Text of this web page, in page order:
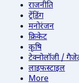
राजनीति
ट्रेंडिंग
मनोरंजन
क्रिकेट
कृषि
टेक्नोलॉजी /
लाइफस्टाइल
More